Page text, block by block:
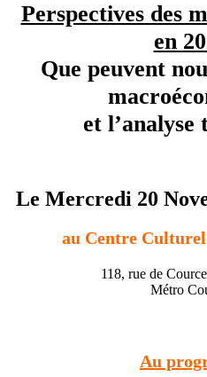
Perspectives des
en
Que peuvent
et l’analyse
Le Mercredi 20
au Centre
118, rue de
Métro
Au